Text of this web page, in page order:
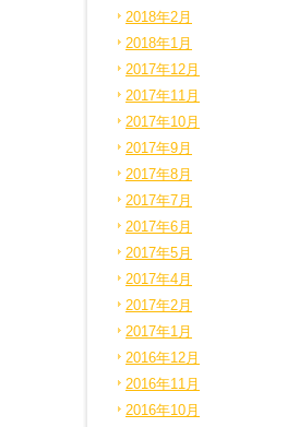
2018年2月
2018年1月
2017年12月
2017年11月
2017年10月
2017年9月
2017年8月
2017年7月
2017年6月
2017年5月
2017年4月
2017年2月
2017年1月
2016年12月
2016年11月
2016年10月